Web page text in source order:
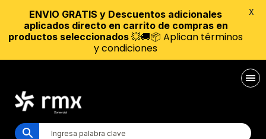
ENVIO GRATIS y Descuentos adicionales
aplicados directo en carrito de compras en
productos seleccionados 💥🚚📦 Aplican términos
y condiciones
X